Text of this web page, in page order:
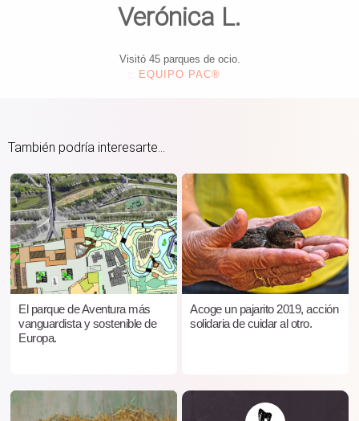
Verónica L.
Visitó 45 parques de ocio.
EQUIPO PAC®
También podría interesarte...
El parque de Aventura más
vanguardista y sostenible de
Europa.
Acoge un pajarito 2019, acción
solidaria de cuidar al otro.